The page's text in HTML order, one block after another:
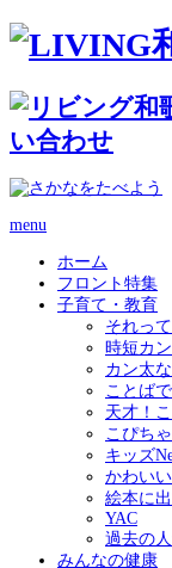
menu
ホーム
フロント特集
子育て・教育
それっ
時短カ
カン太
ことば
天才！
こぴち
キッズ
かわい
絵本に
YAC
過去の
みんなの健康